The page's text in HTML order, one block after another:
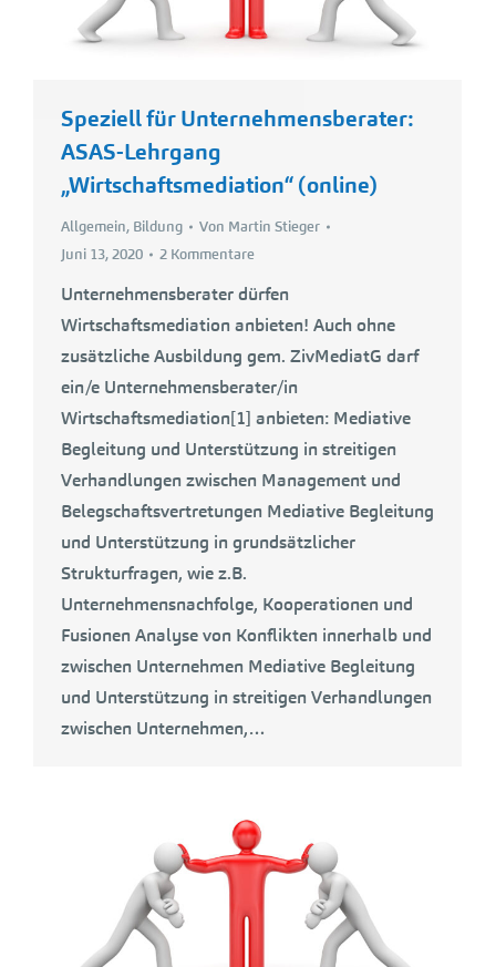
Speziell für Unternehmensberater:
ASAS-Lehrgang
„Wirtschaftsmediation“ (online)
Allgemein, Bildung Von Martin Stieger
Juni 13, 2020
2 Kommentare
Unternehmensberater dürfen
Wirtschaftsmediation anbieten! Auch ohne
zusätzliche Ausbildung gem. ZivMediatG darf
ein/e Unternehmensberater/in
Wirtschaftsmediation[1] anbieten: Mediative
Begleitung und Unterstützung in streitigen
Verhandlungen zwischen Management und
Belegschaftsvertretungen Mediative Begleitung
und Unterstützung in grundsätzlicher
Strukturfragen, wie z.B.
Unternehmensnachfolge, Kooperationen und
Fusionen Analyse von Konflikten innerhalb und
zwischen Unternehmen Mediative Begleitung
und Unterstützung in streitigen Verhandlungen
zwischen Unternehmen,…